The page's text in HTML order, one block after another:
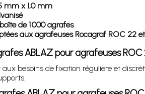
mm x 1,0 mm
de 1 000 agrafes
aux agrafeuses Rocagraf ROC 22
ABLAZ pour agrafeuses ROC
besoins de fixation régulière et